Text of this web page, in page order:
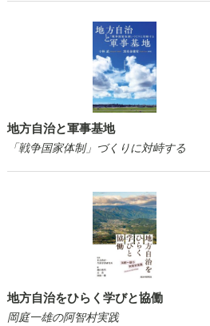
地方自治と軍事基地
「戦争国家体制」づくりに対峙する
地方自治をひらく学びと協働
岡庭一雄の阿智村実践